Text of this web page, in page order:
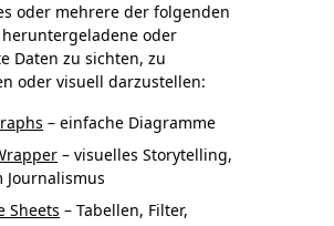
oder mehrere der folgenden
heruntergeladene oder
Daten zu sichten, zu
oder visuell darzustellen:
– einfache Diagramme
– visuelles Storytelling,
Journalismus
Sheets – Tabellen, Filter,